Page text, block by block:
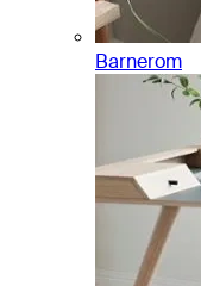
Barnerom